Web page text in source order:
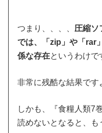
つまり、、、、 圧縮ソ
では、「zip」や「rar
係な存在というわけで
非常に残酷な結果です
しかも、『食糧人類7
読めないとなると、も